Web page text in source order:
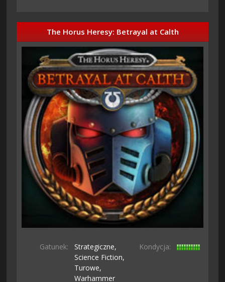
The Horus Heresy: Betrayal at Calth
Gatunek:
Strategiczne,
Science Fiction,
Turowe,
Warhammer
Kondycja: